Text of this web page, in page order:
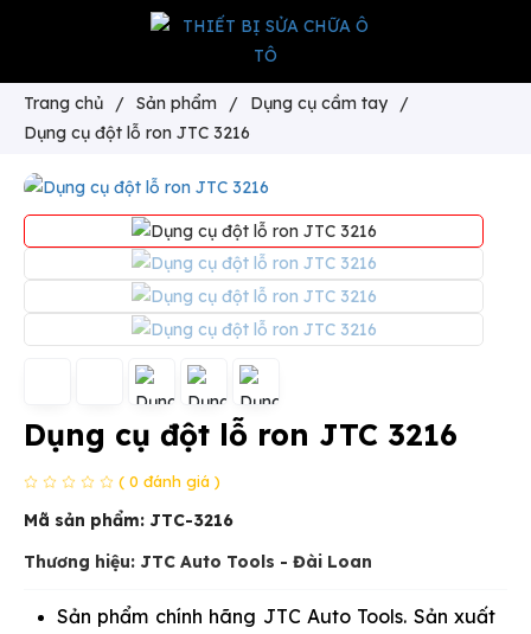
Trang chủ / Sản phẩm / Dụng cụ cầm tay
/
Dụng cụ đột lỗ ron JTC 3216
Dụng cụ đột lỗ ron JTC 3216
( 0 đánh giá )
Mã sản phẩm: JTC-3216
Thương hiệu: JTC Auto Tools - Đài Loan
Sản phẩm chính hãng JTC Auto Tools. Sản xuất